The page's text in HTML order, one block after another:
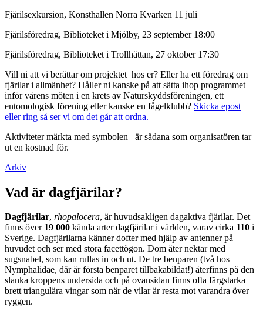
Fjärilsexkursion, Konsthallen Norra Kvarken 11 juli
Fjärilsföredrag, Biblioteket i Mjölby, 23 september 18:00
Fjärilsföredrag, Biblioteket i Trollhättan, 27 oktober 17:30
Vill ni att vi berättar om projektet hos er? Eller ha ett föredrag om
fjärilar i allmänhet? Håller ni kanske på att sätta ihop programmet
inför vårens möten i en krets av Naturskyddsföreningen, ett
entomologisk förening eller kanske en fågelklubb? Skicka epost
eller ring så ser vi om det går att ordna.
Aktiviteter märkta med symbolen
är sådana som organisatören tar
ut en kostnad för.
Arkiv
Vad är dagfjärilar?
Dagfjärilar, rhopalocera, är huvudsakligen dagaktiva fjärilar. Det
finns över 19 000 kända arter dagfjärilar i världen, varav cirka 110 i
Sverige. Dagfjärilarna känner dofter med hjälp av antenner på
huvudet och ser med stora facettögon. Dom äter nektar med
sugsnabel, som kan rullas in och ut. De tre benparen (två hos
Nymphalidae, där är första benparet tillbakabildat!) återfinns på den
slanka kroppens undersida och på ovansidan finns ofta färgstarka
brett triangulära vingar som när de vilar är resta mot varandra över
ryggen.